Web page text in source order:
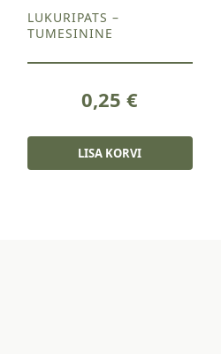
LUKURIPATS –
TUMESININE
0,25€
LISA KORVI